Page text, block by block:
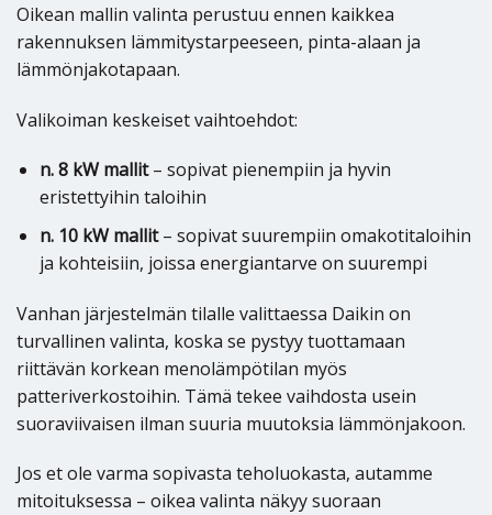
Oikean mallin valinta perustuu ennen kaikkea
rakennuksen lämmitystarpeeseen, pinta-alaan ja
lämmönjakotapaan.
Valikoiman keskeiset vaihtoehdot:
n. 8 kW mallit– sopivat pienempiin ja hyvin
eristettyihin taloihin
n. 10 kW mallit– sopivat suurempiin omakotitaloihin
ja kohteisiin, joissa energiantarve on suurempi
Vanhan järjestelmän tilalle valittaessa Daikin on
turvallinen valinta, koska se pystyy tuottamaan
riittävän korkean menolämpötilan myös
patteriverkostoihin. Tämä tekee vaihdosta usein
suoraviivaisen ilman suuria muutoksia lämmönjakoon.
Jos et ole varma sopivasta teholuokasta, autamme
mitoituksessa – oikea valinta näkyy suoraan